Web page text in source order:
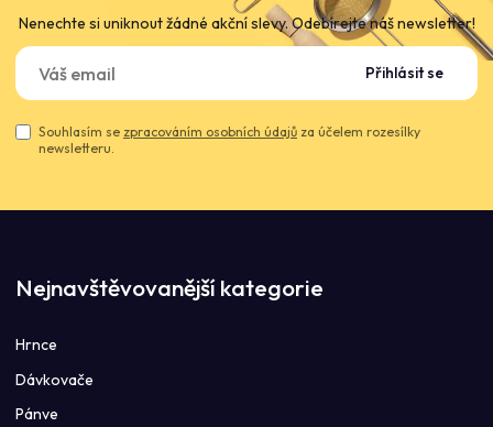
Nenechte si uniknout žádné akční slevy. Odebírejte náš newsletter!
Přihlásit se
Souhlasím se zpracováním osobních údajů za účelem rozesílky
newsletteru.
Nejnavštěvovanější kategorie
Hrnce
Dávkovače
Pánve